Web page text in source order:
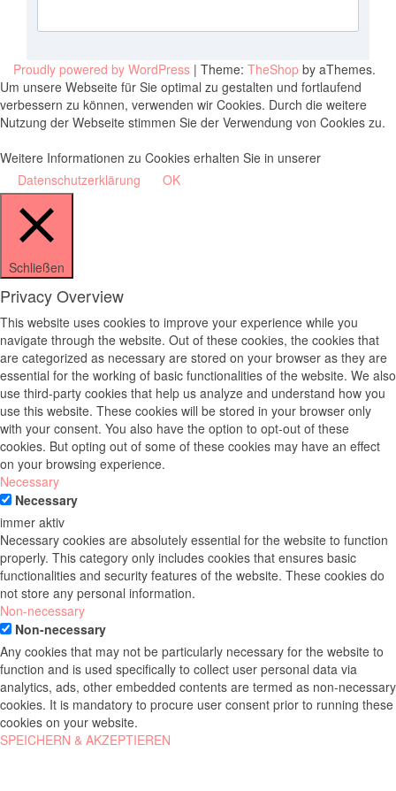
Proudly powered by WordPress | Theme: TheShop by aThemes.
Um unsere Webseite für Sie optimal zu gestalten und fortlaufend
verbessern zu können, verwenden wir Cookies. Durch die weitere
Nutzung der Webseite stimmen Sie der Verwendung von Cookies zu.
Weitere Informationen zu Cookies erhalten Sie in unserer
Datenschutzerklärung
OK
Schließen
Privacy Overview
This website uses cookies to improve your experience while you
navigate through the website. Out of these cookies, the cookies that
are categorized as necessary are stored on your browser as they are
essential for the working of basic functionalities of the website. We also
use third-party cookies that help us analyze and understand how you
use this website. These cookies will be stored in your browser only
with your consent. You also have the option to opt-out of these
cookies. But opting out of some of these cookies may have an effect
on your browsing experience.
Necessary
Necessary
immer aktiv
Necessary cookies are absolutely essential for the website to function
properly. This category only includes cookies that ensures basic
functionalities and security features of the website. These cookies do
not store any personal information.
Non-necessary
Non-necessary
Any cookies that may not be particularly necessary for the website to
function and is used specifically to collect user personal data via
analytics, ads, other embedded contents are termed as non-necessary
cookies. It is mandatory to procure user consent prior to running these
cookies on your website.
SPEICHERN & AKZEPTIEREN